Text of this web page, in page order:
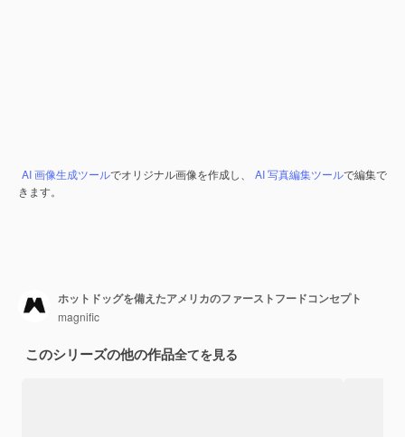
AI 画像生成ツールでオリジナル画像を作成し、 AI 写真編集ツールで編集で
きます。
ホットドッグを備えたアメリカのファーストフードコンセプト
magnific
このシリーズの他の作品全てを見る